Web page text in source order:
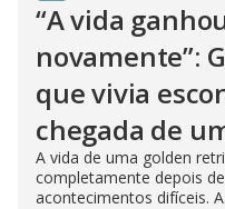
“A vida
novamente”:
que vivia
chegada de
A vida de uma golden
completamente depois
acontecimentos difíceis.